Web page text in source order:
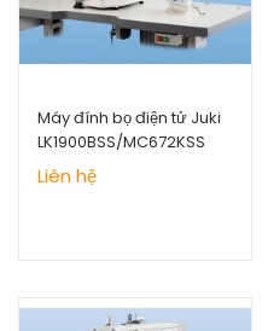
Máy đính bọ điện tử Juki
LK1900BSS/MC672KSS
Liên hệ